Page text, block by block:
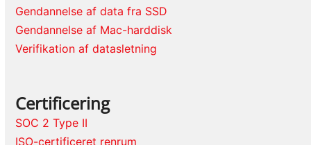
Gendannelse af data fra SSD
Gendannelse af Mac-harddisk
Verifikation af datasletning
Certificering
SOC 2 Type II
ISO-certificeret renrum